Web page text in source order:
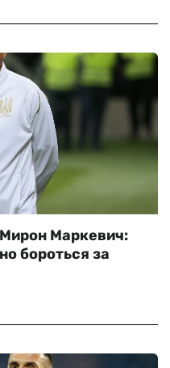
Маркевич:
бороться за